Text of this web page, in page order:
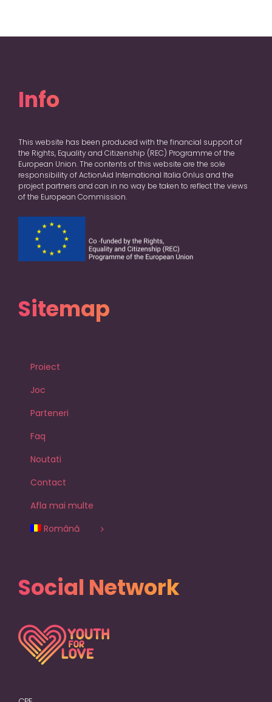
Info
This website has been produced with the financial support of
the Rights, Equality and Citizenship (REC) Programme of the
European Union. The contents of this website are the sole
responsibility of ActionAid International Italia Onlus and the
project partners and can in no way be taken to reflect the views
of the European Commission.
Sitemap
Proiect
Joc
Parteneri
Faq
Noutati
Contact
Afla mai multe
Română
Social Network